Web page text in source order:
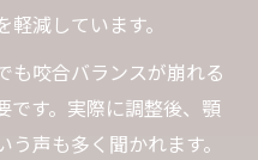
減しています。
も咬合バランスが崩れる
です。実際に調整後、顎
声も多く聞かれます。